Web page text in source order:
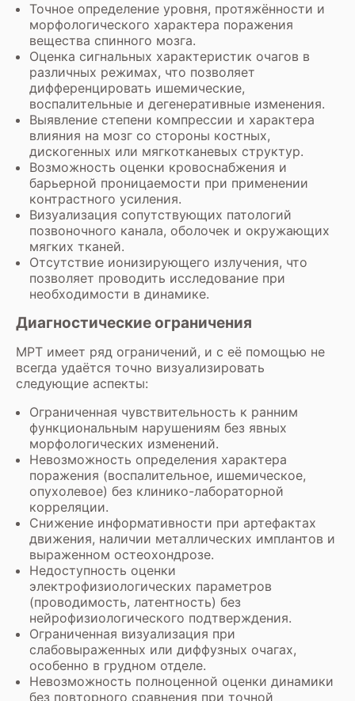
Точное определение уровня, протяжённости и
морфологического характера поражения
вещества спинного мозга.
Оценка сигнальных характеристик очагов в
различных режимах, что позволяет
дифференцировать ишемические,
воспалительные и дегенеративные изменения.
Выявление степени компрессии и характера
влияния на мозг со стороны костных,
дискогенных или мягкотканевых структур.
Возможность оценки кровоснабжения и
барьерной проницаемости при применении
контрастного усиления.
Визуализация сопутствующих патологий
позвоночного канала, оболочек и окружающих
мягких тканей.
Отсутствие ионизирующего излучения, что
позволяет проводить исследование при
необходимости в динамике.
Диагностические ограничения
МРТ имеет ряд ограничений, и с её помощью не
всегда удаётся точно визуализировать
следующие аспекты:
Ограниченная чувствительность к ранним
функциональным нарушениям без явных
морфологических изменений.
Невозможность определения характера
поражения (воспалительное, ишемическое,
опухолевое) без клинико-лабораторной
корреляции.
Снижение информативности при артефактах
движения, наличии металлических имплантов и
выраженном остеохондрозе.
Недоступность оценки
электрофизиологических параметров
(проводимость, латентность) без
нейрофизиологического подтверждения.
Ограниченная визуализация при
слабовыраженных или диффузных очагах,
особенно в грудном отделе.
Невозможность полноценной оценки динамики
без повторного сравнения при точной